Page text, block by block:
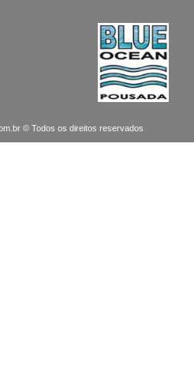
© Todos os direitos reservados